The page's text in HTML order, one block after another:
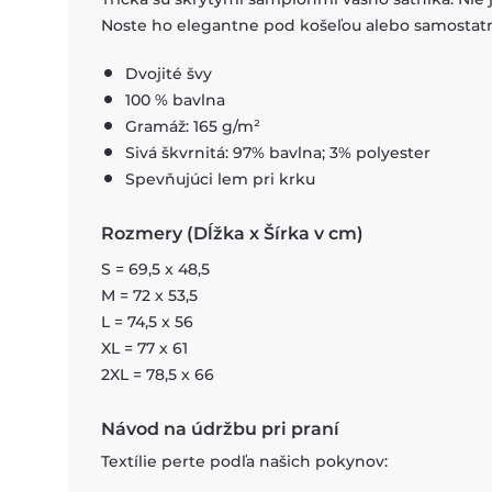
Noste ho elegantne pod košeľou alebo
Dvojité švy
100 % bavlna
Gramáž: 165 g/m²
Sivá škvrnitá: 97% bavlna; 3% polyester
Spevňujúci lem pri krku
Rozmery (Dĺžka x Šírka v cm)
S = 69,5 x 48,5
M = 72 x 53,5
L = 74,5 x 56
XL = 77 x 61
2XL = 78,5 x 66
Návod na údržbu pri praní
Textílie perte podľa našich pokynov: